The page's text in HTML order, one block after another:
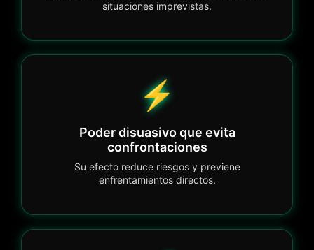
situaciones imprevistas.
⚡
Poder disuasivo que evita
confrontaciones
Su efecto reduce riesgos y previene
enfrentamientos directos.